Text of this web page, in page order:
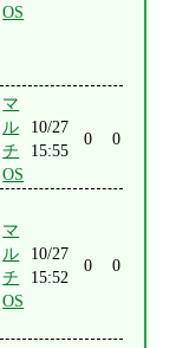
OS
マ
ル
チ
OS
10/27
15:55
0 0
マ
ル
チ
OS
10/27
15:52
0 0